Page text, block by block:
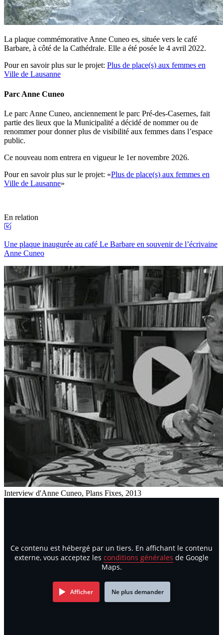
La plaque commémorative Anne Cuneo es, située vers le café
Barbare, à côté de la Cathédrale. Elle a été posée le 4 avril 2022.
Pour en savoir plus sur le projet: Plus de place(s) aux femmes en
Ville de Lausanne
Parc Anne Cuneo
Le parc Anne Cuneo, anciennement le parc Pré-des-Casernes, fait
partie des lieux que la Municipalité a décidé de nommer ou de
renommer pour donner plus de visibilité aux femmes dans l’espace
public.
Ce nouveau nom entrera en vigueur le 1er novembre 2026.
Pour en savoir plus sur le projet: «Plus de place(s) aux femmes en
Ville de Lausanne»
En relation
Une plaque inaugurée au café Le Barbare en souvenir de l’écrivaine
Anne Cuneo
Interview d'Anne Cuneo, Plans Fixes, 2013
Ce contenu est hébergé par un tiers. En affichant le contenu
externe, vous acceptez les conditions générales de Google
Maps.
Afficher Ne plus demander